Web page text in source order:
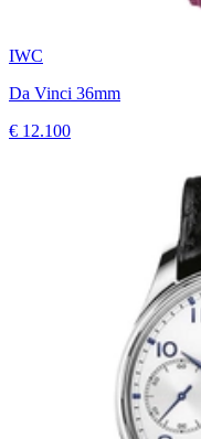
IWC
Da Vinci 36mm
€ 12.100